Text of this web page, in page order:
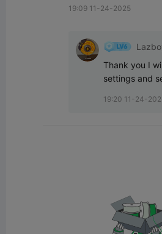
19:09 11-24-2025
Thank you I
settings and
19:20 11-24-